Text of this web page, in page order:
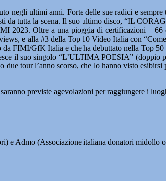
negli ultimi anni. Forte delle sue radici e
da tutta la scena. Il suo ultimo disco, “IL
2023. Oltre a una pioggia di certificazioni –
e alla #3 della Top 10 Video Italia con
FIMI/GfK Italia e che ha debuttato nella Top
il suo singolo “L’ULTIMA POESIA”
tour l’anno scorso, che lo hanno visto
previste agevolazioni per raggiungere i
e Admo (Associazione italiana donatori midollo